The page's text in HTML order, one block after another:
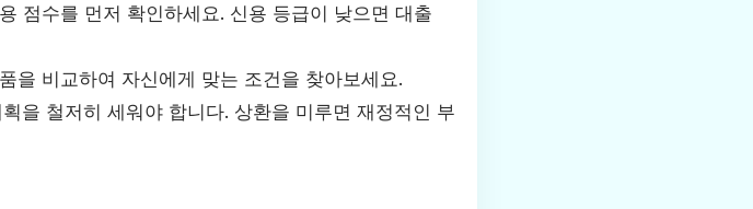
점수를 먼저 확인하세요. 신용 등급이 낮으면 대출
을 비교하여 자신에게 맞는 조건을 찾아보세요.
을 철저히 세워야 합니다. 상환을 미루면 재정적인 부